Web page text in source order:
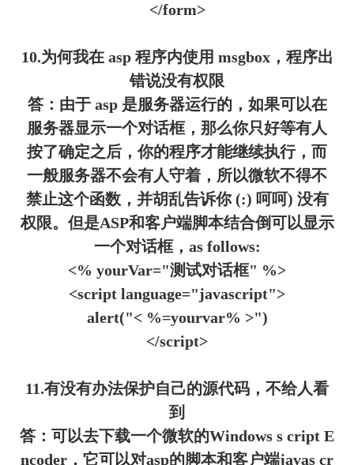
</form>
10.为何我在 asp 程序内使用 msgbox，程序出
错说没有权限
答：由于 asp 是服务器运行的，如果可以在
服务器显示一个对话框，那么你只好等有人
按了确定之后，你的程序才能继续执行，而
一般服务器不会有人守着，所以微软不得不
禁止这个函数，并胡乱告诉你 (:) 呵呵) 没有
权限。但是ASP和客户端脚本结合倒可以显示
一个对话框，as follows:
<% yourVar="测试对话框" %>
<script language="javascript">
alert("< %=yourvar% >")
</script>
11.有没有办法保护自己的源代码，不给人看
到
答：可以去下载一个微软的Windows s cript E
ncoder，它可以对asp的脚本和客户端javas cr